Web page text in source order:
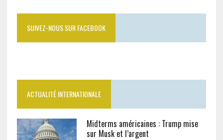
SUIVEZ-NOUS SUR FACEBOOK
ACTUALITÉ INTERNATIONALE
Midterms américaines : Trump mise
sur Musk et l’argent